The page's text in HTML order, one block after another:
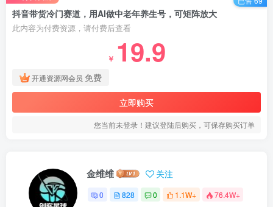
抖音带货冷门赛道，用AI做中老年养生号，可矩阵放大
此内容为付费资源，请付费后查看
￥ 19.9
开通资源网会员 免费
立即购买
您当前未登录！建议登陆后购买，可保存购买订单
金维维 关注
0 828 0 1.1W+ 76.4W+